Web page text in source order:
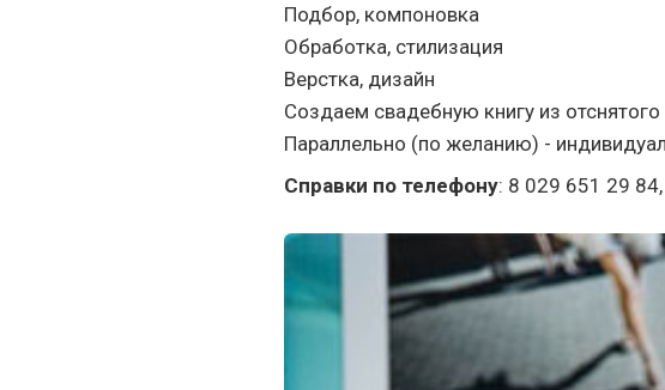
Подбор, компоновка
Обработка, стилизация
Верстка, дизайн
Создаем свадебную книгу из отснятого
Параллельно (по желанию) -
Справки по телефону: 8 029 651 29